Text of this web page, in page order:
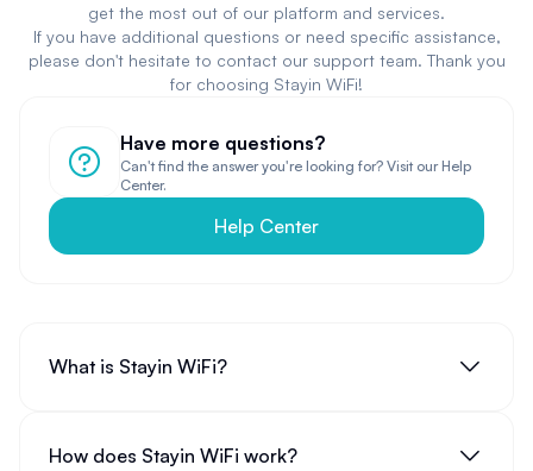
get the most out of our platform and services.
If you have additional questions or need specific assistance,
please don't hesitate to contact our support team. Thank you
for choosing Stayin WiFi!
Have more questions?
Can't find the answer you're looking for? Visit our Help
Center.
Help Center
What is Stayin WiFi?
How does Stayin WiFi work?